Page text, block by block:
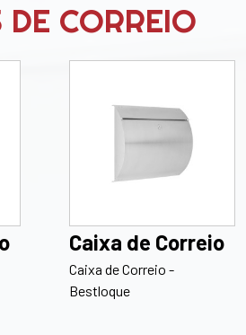
CORREIO
Caixa de Correio
Caixa de Correio -
Bestloque